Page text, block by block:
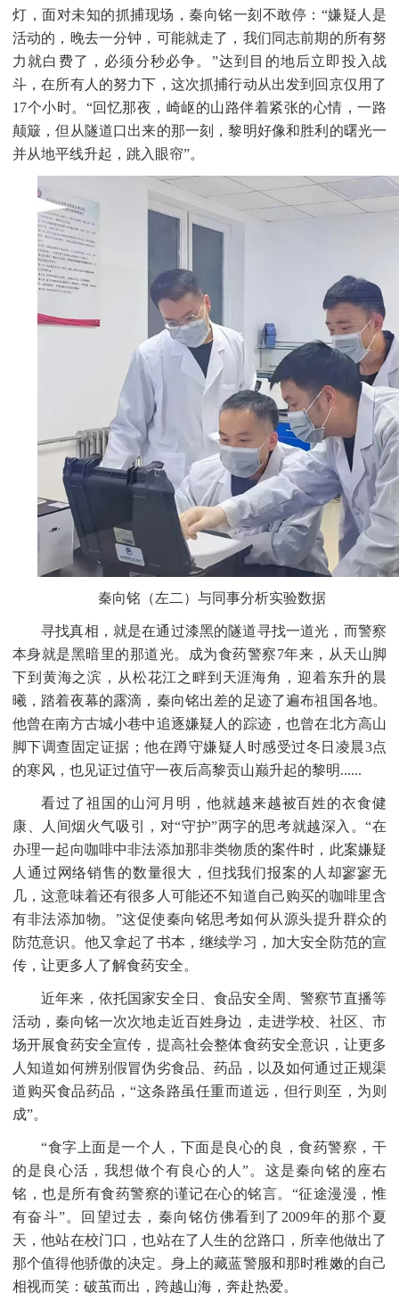
灯，面对未知的抓捕现场，秦向铭一刻不敢停：“嫌疑人是
活动的，晚去一分钟，可能就走了，我们同志前期的所有努
力就白费了，必须分秒必争。”达到目的地后立即投入战
斗，在所有人的努力下，这次抓捕行动从出发到回京仅用了
17个小时。“回忆那夜，崎岖的山路伴着紧张的心情，一路
颠簸，但从隧道口出来的那一刻，黎明好像和胜利的曙光一
并从地平线升起，跳入眼帘”。
秦向铭（左二）与同事分析实验数据
寻找真相，就是在通过漆黑的隧道寻找一道光，而警察
本身就是黑暗里的那道光。成为食药警察7年来，从天山脚
下到黄海之滨，从松花江之畔到天涯海角，迎着东升的晨
曦，踏着夜幕的露滴，秦向铭出差的足迹了遍布祖国各地。
他曾在南方古城小巷中追逐嫌疑人的踪迹，也曾在北方高山
脚下调查固定证据；他在蹲守嫌疑人时感受过冬日凌晨3点
的寒风，也见证过值守一夜后高黎贡山巅升起的黎明......
看过了祖国的山河月明，他就越来越被百姓的衣食健
康、人间烟火气吸引，对“守护”两字的思考就越深入。“在
办理一起向咖啡中非法添加那非类物质的案件时，此案嫌疑
人通过网络销售的数量很大，但找我们报案的人却寥寥无
几，这意味着还有很多人可能还不知道自己购买的咖啡里含
有非法添加物。”这促使秦向铭思考如何从源头提升群众的
防范意识。他又拿起了书本，继续学习，加大安全防范的宣
传，让更多人了解食药安全。
近年来，依托国家安全日、食品安全周、警察节直播等
活动，秦向铭一次次地走近百姓身边，走进学校、社区、市
场开展食药安全宣传，提高社会整体食药安全意识，让更多
人知道如何辨别假冒伪劣食品、药品，以及如何通过正规渠
道购买食品药品，“这条路虽任重而道远，但行则至，为则
成”。
“食字上面是一个人，下面是良心的良，食药警察，干
的是良心活，我想做个有良心的人”。这是秦向铭的座右
铭，也是所有食药警察的谨记在心的铭言。“征途漫漫，惟
有奋斗”。回望过去，秦向铭仿佛看到了2009年的那个夏
天，他站在校门口，也站在了人生的岔路口，所幸他做出了
那个值得他骄傲的决定。身上的藏蓝警服和那时稚嫩的自己
相视而笑：破茧而出，跨越山海，奔赴热爱。